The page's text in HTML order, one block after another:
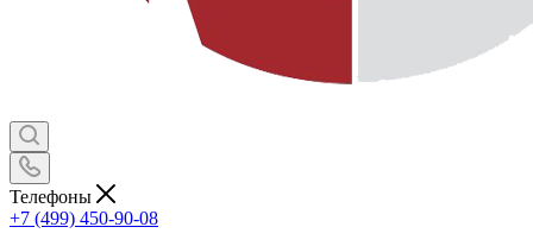
Телефоны
+7 (499) 450-90-08